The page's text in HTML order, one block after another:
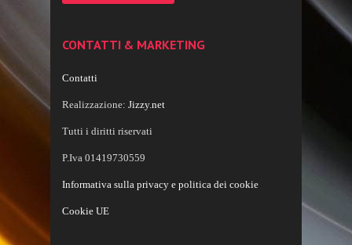
CONTATTI & MARKETING
Contatti
Realizzazione: Jizzy.net
Tutti i diritti riservati
P.Iva 01419730559
Informativa sulla privacy e politica dei cookie
Cookie UE